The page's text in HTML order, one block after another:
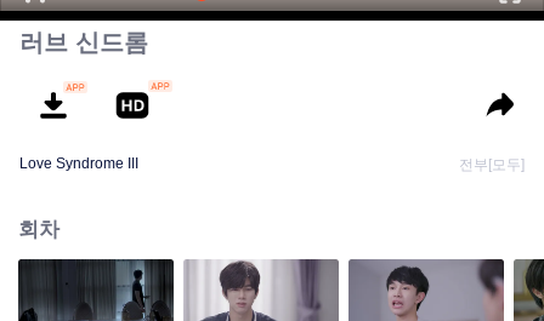
러브 신드롬
Love Syndrome III 전부[모두]
회차